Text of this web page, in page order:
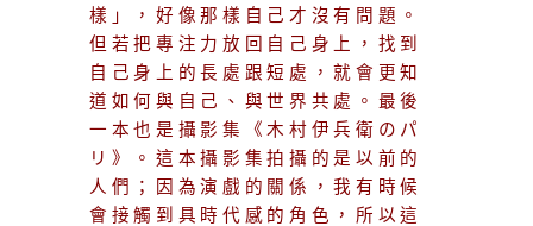
樣」，好像那樣自己才沒有問題。
但若把專注力放回自己身上，找到
自己身上的長處跟短處，就會更知
道如何與自己、與世界共處。最後
一本也是攝影集《 木村伊兵衛のパ
リ 》。這本攝影集拍攝的是以前的
人們；因為演戲的關係，我有時候
會接觸到具時代感的角色，所以這